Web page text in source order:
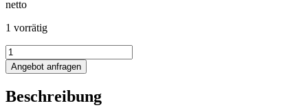
netto
1 vorrätig
510L
Edelstahlbehälter
Menge
Angebot anfragen
Beschreibung